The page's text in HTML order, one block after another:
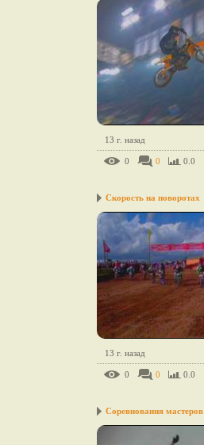
13 г. назад
0 0 0.0
Скорость на поворотах
13 г. назад
0 0 0.0
Соревнования мастеров